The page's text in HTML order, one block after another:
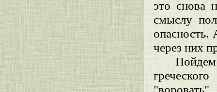
это снова
смыслу
опасность.
через них